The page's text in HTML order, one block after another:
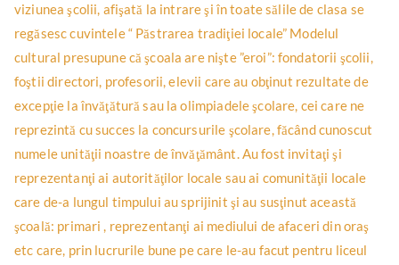
viziunea şcolii, afişată la intrare şi în toate sălile de clasa se
regăsesc cuvintele “ Păstrarea tradiţiei locale” Modelul
cultural presupune că şcoala are nişte ”eroi”: fondatorii şcolii,
foştii directori, profesorii, elevii care au obţinut rezultate de
excepţie la învăţătură sau la olimpiadele şcolare, cei care ne
reprezintă cu succes la concursurile şcolare, făcând cunoscut
numele unităţii noastre de învăţământ. Au fost invitaţi şi
reprezentanţi ai autorităţilor locale sau ai comunităţii locale
care de-a lungul timpului au sprijinit şi au susţinut această
şcoală: primari , reprezentanţi ai mediului de afaceri din oraş
etc care, prin lucrurile bune pe care le-au facut pentru liceul